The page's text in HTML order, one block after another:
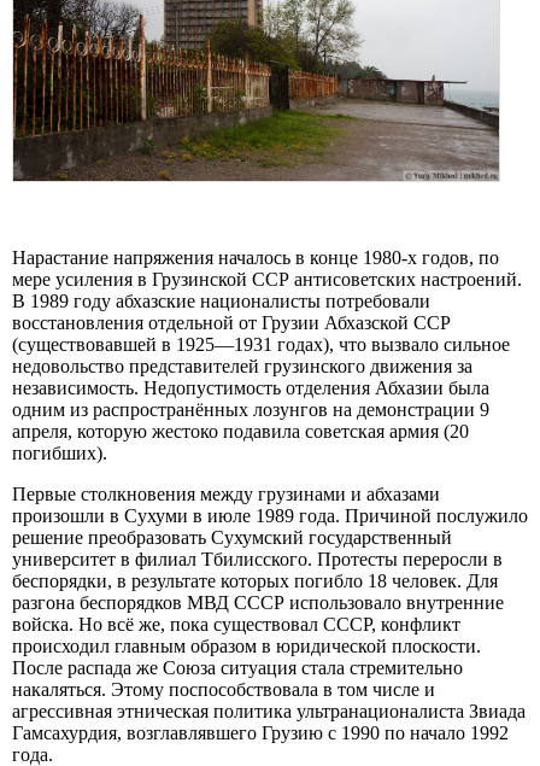
Нарастание напряжения началось в конце 1980-х годов, по
мере усиления в Грузинской ССР антисоветских настроений.
В 1989 году абхазские националисты потребовали
восстановления отдельной от Грузии Абхазской ССР
(существовавшей в 1925—1931 годах), что вызвало сильное
недовольство представителей грузинского движения за
независимость. Недопустимость отделения Абхазии была
одним из распространённых лозунгов на демонстрации 9
апреля, которую жестоко подавила советская армия (20
погибших).
Первые столкновения между грузинами и абхазами
произошли в Сухуми в июле 1989 года. Причиной послужило
решение преобразовать Сухумский государственный
университет в филиал Тбилисского. Протесты переросли в
беспорядки, в результате которых погибло 18 человек. Для
разгона беспорядков МВД СССР использовало внутренние
войска. Но всё же, пока существовал СССР, конфликт
происходил главным образом в юридической плоскости.
После распада же Союза ситуация стала стремительно
накаляться. Этому поспособствовала в том числе и
агрессивная этническая политика ультранационалиста Звиада
Гамсахурдия, возглавлявшего Грузию с 1990 по начало 1992
года.